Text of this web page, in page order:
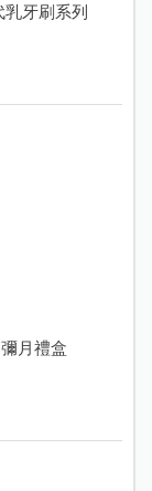
乳牙刷系列
月禮盒